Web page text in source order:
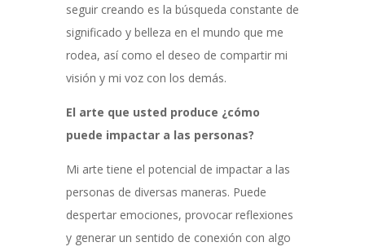
seguir creando es la búsqueda constante de
significado y belleza en el mundo que me
rodea, así como el deseo de compartir mi
visión y mi voz con los demás.
El arte que usted produce ¿cómo
puede impactar a las personas?
Mi arte tiene el potencial de impactar a las
personas de diversas maneras. Puede
despertar emociones, provocar reflexiones
y generar un sentido de conexión con algo